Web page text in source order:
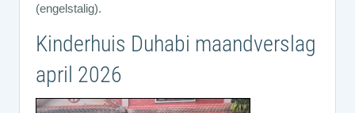
(engelstalig).
Kinderhuis Duhabi maandverslag
april 2026